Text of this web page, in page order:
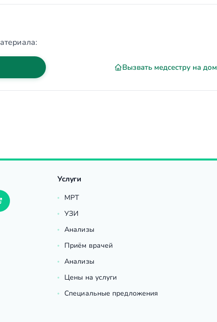
Вызвать медсестру на дом
Услуги
МРТ
УЗИ
Анализы
Приём врачей
Анализы
Цены на услуги
Специальные предложения